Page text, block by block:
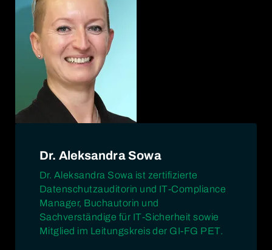
Dr. Aleksandra Sowa
Dr. Aleksandra Sowa ist zertifizierte
Datenschutzauditorin und IT-Compliance
Manager, Buchautorin und
Sachverständige für IT-Sicherheit sowie
Mitglied im Leitungskreis der GI-FG PET.